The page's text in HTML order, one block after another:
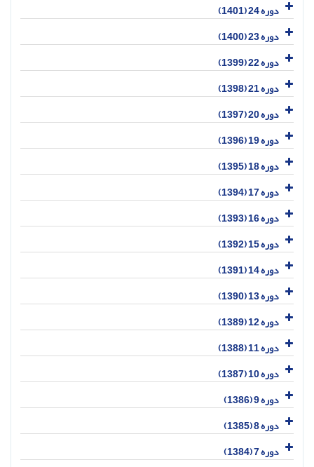
دوره 24 (1401)
دوره 23 (1400)
دوره 22 (1399)
دوره 21 (1398)
دوره 20 (1397)
دوره 19 (1396)
دوره 18 (1395)
دوره 17 (1394)
دوره 16 (1393)
دوره 15 (1392)
دوره 14 (1391)
دوره 13 (1390)
دوره 12 (1389)
دوره 11 (1388)
دوره 10 (1387)
دوره 9 (1386)
دوره 8 (1385)
دوره 7 (1384)